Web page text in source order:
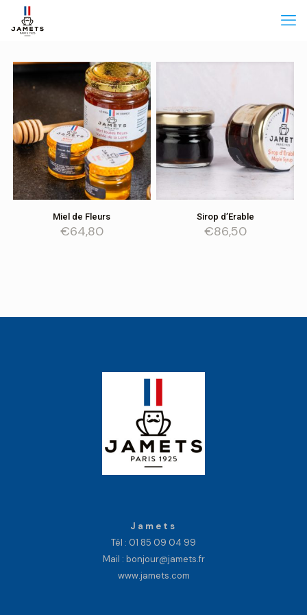
Fiche produit
Miel de Fleurs
€64,80
Fiche produit
Sirop d’Erable
€86,50
Jamets
Tél : 01 85 09 04 99
Mail : bonjour@jamets.fr
www.jamets.com